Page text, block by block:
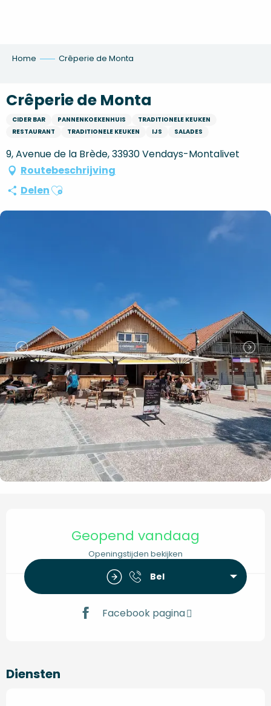
Home Crêperie de Monta
Crêperie de Monta
CIDER BAR PANNENKOEKENHUIS
TRADITIONELE KEUKEN
RESTAURANT
TRADITIONELE KEUKEN IJS SALADES
9, Avenue de la Brède, 33930 Vendays-Montalivet
Routebeschrijving
DelenAjouter aux favoris
Geopend vandaag
Openingstijden bekijken
Bel
Facebook pagina
Diensten